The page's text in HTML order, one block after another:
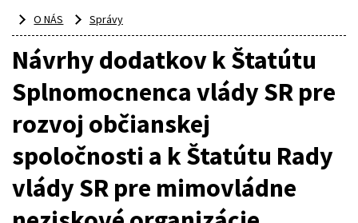
O NÁS
Správy
Návrhy dodatkov k Štatútu
Splnomocnenca vlády SR pre
rozvoj občianskej
spoločnosti a k Štatútu Rady
vlády SR pre mimovládne